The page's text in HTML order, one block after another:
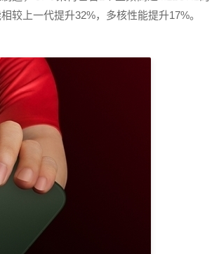
较上一代提升32%，多核性能提升17%。